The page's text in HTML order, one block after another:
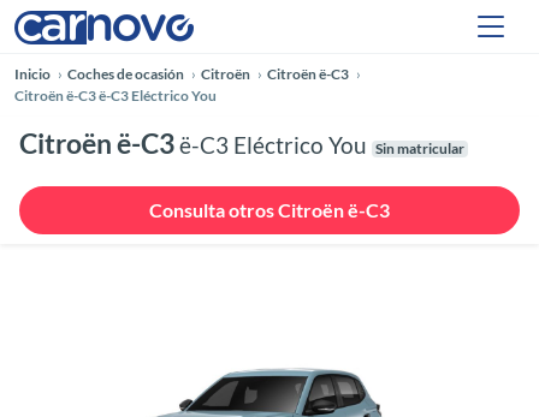
Inicio Coches de ocasión Citroën
Citroën ë-C3
Citroën ë-C3 ë-C3 Eléctrico You
Citroën ë-C3ë-C3 Eléctrico You Sin matricular
Consulta otros Citroën ë-C3